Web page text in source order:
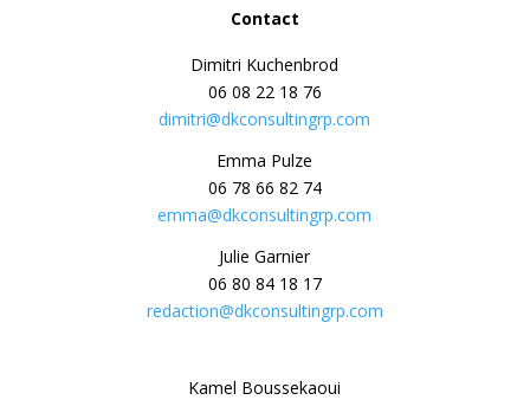
Contact
Dimitri Kuchenbrod
06 08 22 18 76
dimitri@dkconsultingrp.com
Emma Pulze
06 78 66 82 74
emma@dkconsultingrp.com
Julie Garnier
06 80 84 18 17
redaction@dkconsultingrp.com
Kamel Boussekaoui